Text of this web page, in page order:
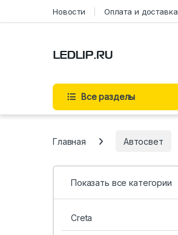
Перейти к содержимому
Новости Оплата и доставка
Все разделы
Главная Автосвет
Показать все категории
Creta